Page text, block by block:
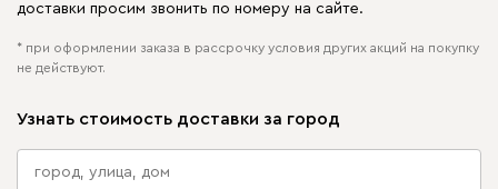
доставки просим звонить по номеру на сайте.
* при оформлении заказа в рассрочку условия других акций на покупку
не действуют.
Узнать стоимость доставки за город